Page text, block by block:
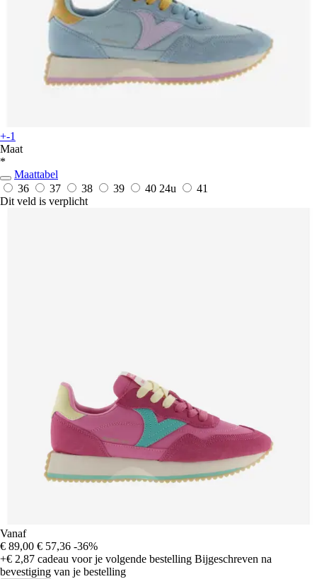
+-1
Maat
*
Maattabel
36
37 38 39 40 24u
41
Dit veld is verplicht
Vanaf
€ 89,00 € 57,36 -36%
+€ 2,87 cadeau voor je volgende bestelling Bijgeschreven na
bevestiging van je bestelling